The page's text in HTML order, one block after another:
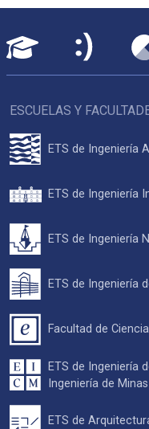
ESCUELAS Y
ETS de Ingeniería
ETS de Ingeniería
ETS de Ingeniería
ETS de Ingeniería
Facultad de
ETS de Ingeniería
Ingeniería de Minas
ETS de